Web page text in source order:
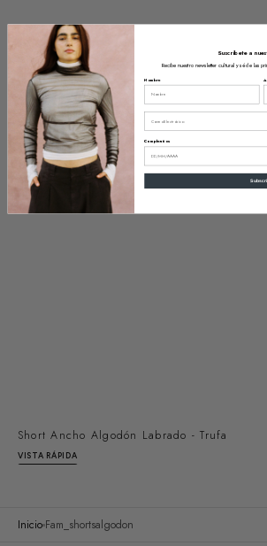
Short Ancho Algodón Labrado - Trufa
VISTA RÁPIDA
Inicio Fam_shortsalgodon
Suscríbete a
Recibe nuestro newsletter cultural y sé de las
Nombre
Email
Cumpleaños